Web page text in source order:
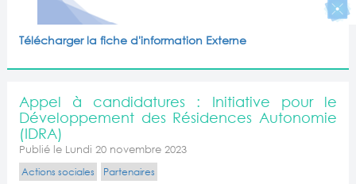
Télécharger la fiche d'information Externe
Appel à candidatures : Initiative pour le
Développement des Résidences Autonomie
(IDRA)
Publié le Lundi 20 novembre 2023
Actions sociales
Partenaires